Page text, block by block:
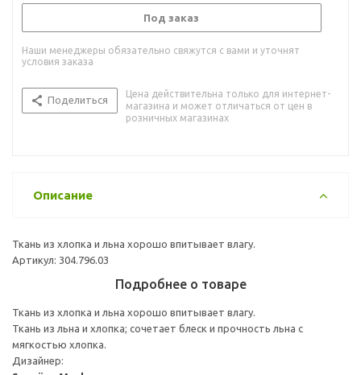
Под заказ
Наши менеджеры обязательно свяжутся с вами и уточнят
условия заказа
Поделиться
Цена действительна только для интернет-
магазина и может отличаться от цен в
розничных магазинах
Описание
Ткань из хлопка и льна хорошо впитывает влагу.
Артикул: 304.796.03
Подробнее о товаре
Ткань из хлопка и льна хорошо впитывает влагу.
Ткань из льна и хлопка; сочетает блеск и прочность льна с
мягкостью хлопка.
Дизайнер: